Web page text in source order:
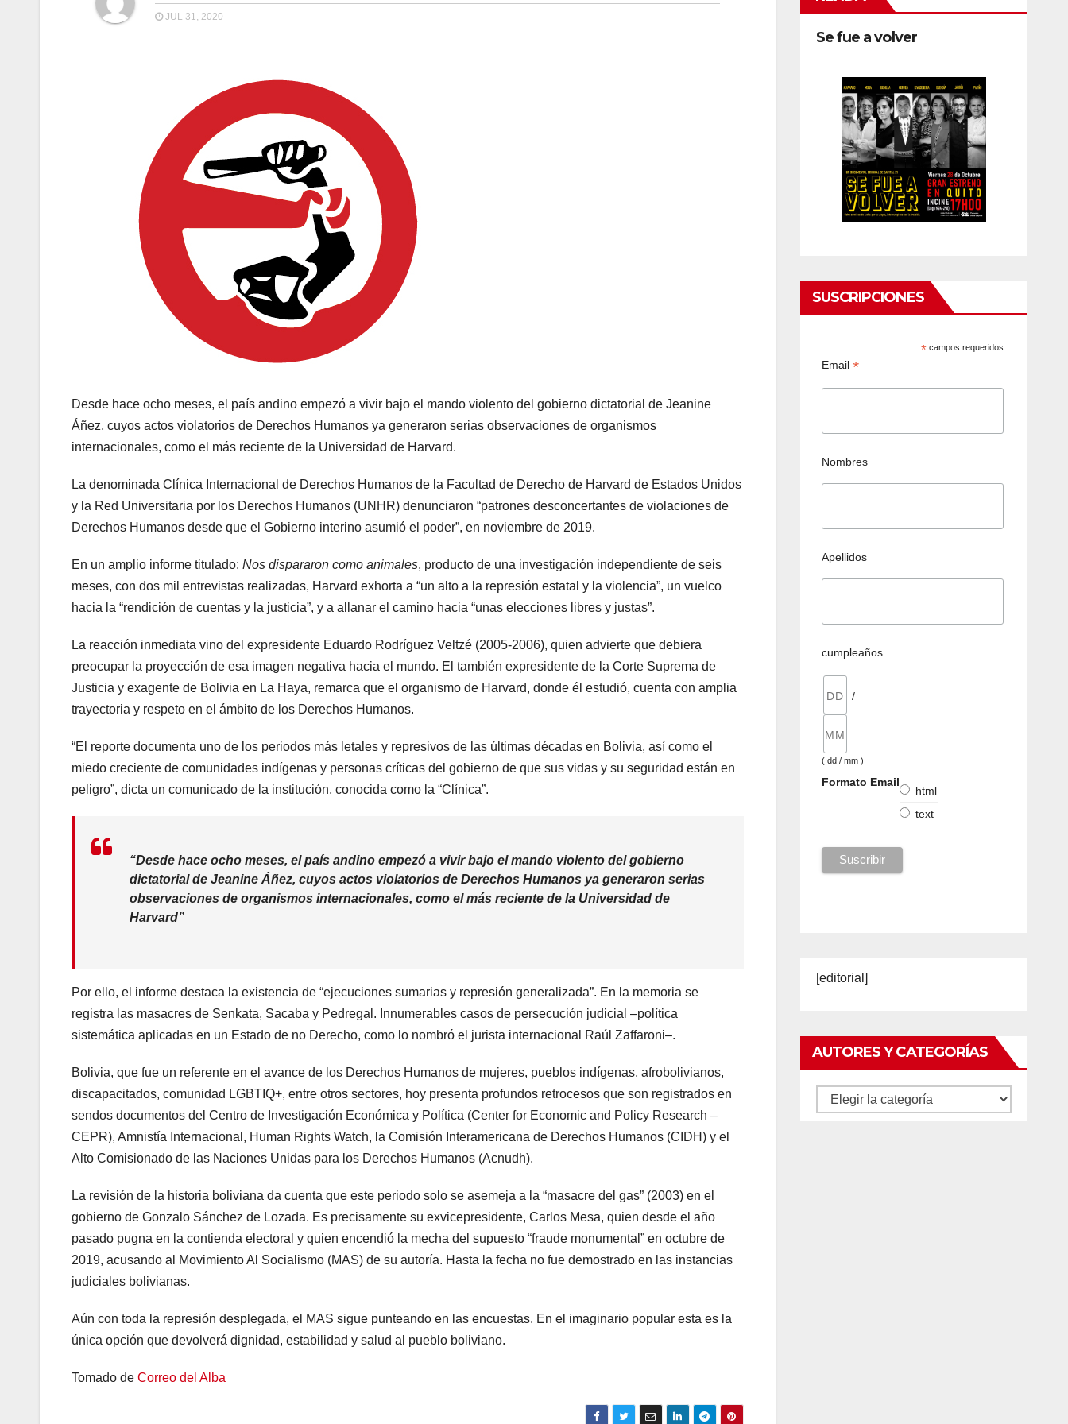
JUL 31, 2020
Desde hace ocho meses, el país andino empezó a vivir bajo el mando violento del gobierno dictatorial de Jeanine
Áñez, cuyos actos violatorios de Derechos Humanos ya generaron serias observaciones de organismos
internacionales, como el más reciente de la Universidad de Harvard.
La denominada Clínica Internacional de Derechos Humanos de la Facultad de Derecho de Harvard de Estados Unidos
y la Red Universitaria por los Derechos Humanos (UNHR) denunciaron “patrones desconcertantes de violaciones de
Derechos Humanos desde que el Gobierno interino asumió el poder”, en noviembre de 2019.
En un amplio informe titulado: Nos dispararon como animales, producto de una investigación independiente de seis
meses, con dos mil entrevistas realizadas, Harvard exhorta a “un alto a la represión estatal y la violencia”, un vuelco
hacia la “rendición de cuentas y la justicia”, y a allanar el camino hacia “unas elecciones libres y justas”.
La reacción inmediata vino del expresidente Eduardo Rodríguez Veltzé (2005-2006), quien advierte que debiera
preocupar la proyección de esa imagen negativa hacia el mundo. El también expresidente de la Corte Suprema de
Justicia y exagente de Bolivia en La Haya, remarca que el organismo de Harvard, donde él estudió, cuenta con amplia
trayectoria y respeto en el ámbito de los Derechos Humanos.
“El reporte documenta uno de los periodos más letales y represivos de las últimas décadas en Bolivia, así como el
miedo creciente de comunidades indígenas y personas críticas del gobierno de que sus vidas y su seguridad están en
peligro”, dicta un comunicado de la institución, conocida como la “Clínica”.
“Desde hace ocho meses, el país andino empezó a vivir bajo el mando violento del gobierno
dictatorial de Jeanine Áñez, cuyos actos violatorios de Derechos Humanos ya generaron serias
observaciones de organismos internacionales, como el más reciente de la Universidad de
Harvard”
Por ello, el informe destaca la existencia de “ejecuciones sumarias y represión generalizada”. En la memoria se
registra las masacres de Senkata, Sacaba y Pedregal. Innumerables casos de persecución judicial –política
sistemática aplicadas en un Estado de no Derecho, como lo nombró el jurista internacional Raúl Zaffaroni–.
Bolivia, que fue un referente en el avance de los Derechos Humanos de mujeres, pueblos indígenas, afrobolivianos,
discapacitados, comunidad LGBTIQ+, entre otros sectores, hoy presenta profundos retrocesos que son registrados en
sendos documentos del Centro de Investigación Económica y Política (Center for Economic and Policy Research –
CEPR), Amnistía Internacional, Human Rights Watch, la Comisión Interamericana de Derechos Humanos (CIDH) y el
Alto Comisionado de las Naciones Unidas para los Derechos Humanos (Acnudh).
La revisión de la historia boliviana da cuenta que este periodo solo se asemeja a la “masacre del gas” (2003) en el
gobierno de Gonzalo Sánchez de Lozada. Es precisamente su exvicepresidente, Carlos Mesa, quien desde el año
pasado pugna en la contienda electoral y quien encendió la mecha del supuesto “fraude monumental” en octubre de
2019, acusando al Movimiento Al Socialismo (MAS) de su autoría. Hasta la fecha no fue demostrado en las instancias
judiciales bolivianas.
Aún con toda la represión desplegada, el MAS sigue punteando en las encuestas. En el imaginario popular esta es la
única opción que devolverá dignidad, estabilidad y salud al pueblo boliviano.
Tomado de Correo del Alba
Se fue a volver
SUSCRIPCIONES
* campos requeridos
Email *
Nombres
Apellidos
cumpleaños
/
( dd / mm )
Formato Email
html
text
[editorial]
AUTORES Y CATEGORÍAS
Autores